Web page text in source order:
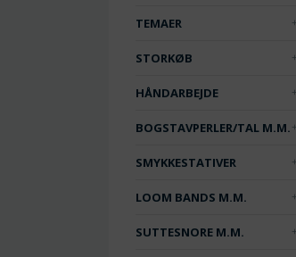
TEMAER
STORKØB
HÅNDARBEJDE
BOGSTAVPERLER/TAL M.M.
SMYKKESTATIVER
LOOM BANDS M.M.
SUTTESNORE M.M.